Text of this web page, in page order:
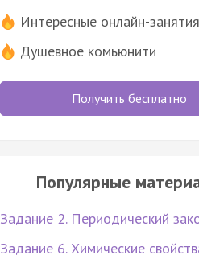
Интересные онлайн-занятия
Душевное комьюнити
Получить бесплатно
Популярные
Задание 2. Периодический
Задание 6. Химические